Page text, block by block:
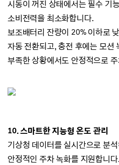
시동이 꺼진 상태에서는 필수 기
소비전력을 최소화합니다.
보조배터리 잔량이 20% 이하로
자동 전환되고,충전 후에는 모션
부족한 상황에서도안정적으로
10. 스마트한 지능형 온도 관리
기상청 데이터를 실시간으로 분
안정적인 주차 녹화를 지원합니다.